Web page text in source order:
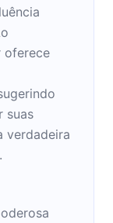
oferece
suas
verdadeira